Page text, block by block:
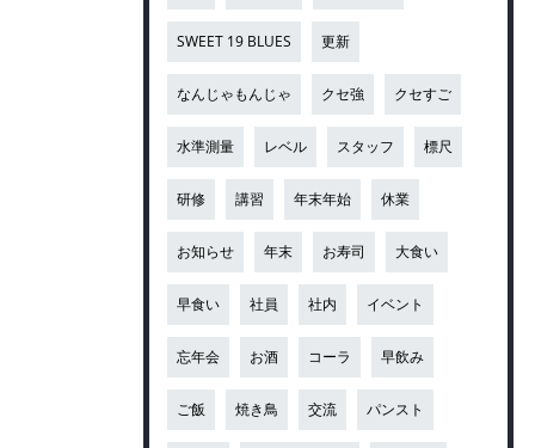
SWEET 19 BLUES 更新
なんじゃもんじゃ クセ強 クセすご
水準測量 レベル スタッフ 標尺
研修 講習 年末年始 休業
お知らせ 年末 お寿司 大食い
早食い 社員 社内 イベント
忘年会 お酒 コーラ 早飲み
ご飯 焼き鳥 交流 パンスト